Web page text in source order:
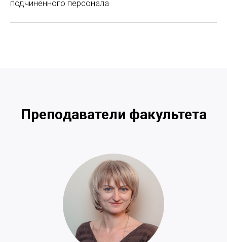
подчиненного персонала
Преподаватели факультета